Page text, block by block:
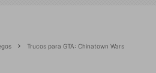
Trucos para GTA: Chinatown Wars